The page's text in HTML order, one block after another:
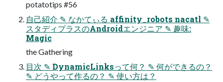
potatotips #56
自己紹介 ✎ なかてぃる affinity_robots nacatl ✎
スタディプラスのAndroidエンジニア ✎ 趣味:
Magic
the Gathering
目次 ✎ DynamicLinksって何？ ✎ 何ができるの？
✎ どうやって作るの？ ✎ 使い方は？